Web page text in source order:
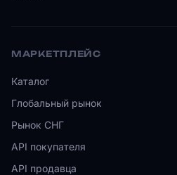
МАРКЕТПЛЕЙС
Каталог
Глобальный рынок
Рынок СНГ
API покупателя
API продавца